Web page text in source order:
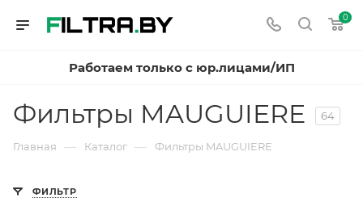
0
Работаем только с юр.лицами/ИП
Фильтры MAUGUIERE 64
Главная — Каталог — Фильтры MAUGUIERE
ФИЛЬТР